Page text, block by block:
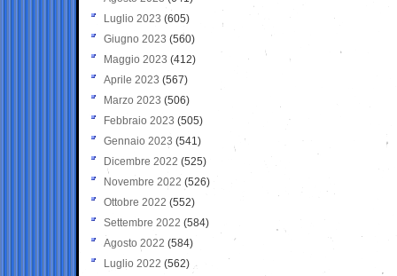
Luglio 2023 (605)
Giugno 2023 (560)
Maggio 2023 (412)
Aprile 2023 (567)
Marzo 2023 (506)
Febbraio 2023 (505)
Gennaio 2023 (541)
Dicembre 2022 (525)
Novembre 2022 (526)
Ottobre 2022 (552)
Settembre 2022 (584)
Agosto 2022 (584)
Luglio 2022 (562)